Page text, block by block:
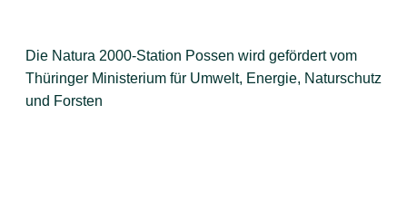
Die Natura 2000-Station Possen wird gefördert vom
Thüringer Ministerium für Umwelt, Energie, Naturschutz
und Forsten